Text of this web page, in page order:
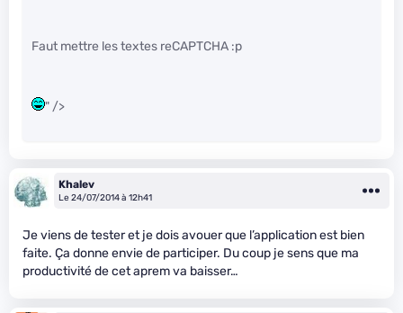
Faut mettre les textes reCAPTCHA :p
" />
Khalev
Le 24/07/2014 à 12h41
Je viens de tester et je dois avouer que l’application est bien
faite. Ça donne envie de participer. Du coup je sens que ma
productivité de cet aprem va baisser…